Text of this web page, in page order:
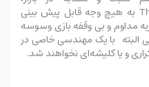
The Callisto Protocol به هیچ وجه قابل پیش بینی
مداوم و بی وقفه بازی وسوسه
با یک مهندسی خاصی در
و یا کلیشه‌ای نخواهند شد.